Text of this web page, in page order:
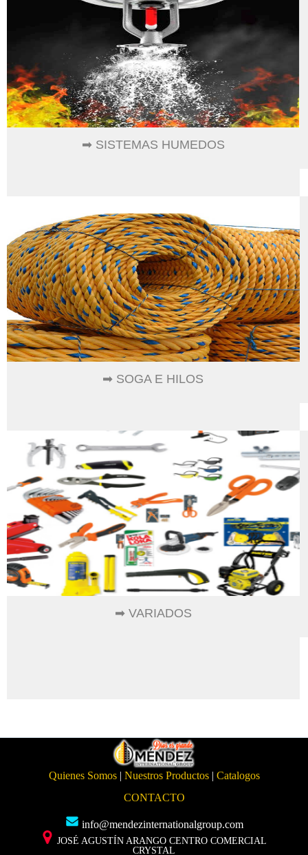
➡ SISTEMAS HUMEDOS
➡ SOGA E HILOS
➡ VARIADOS
Quienes Somos | Nuestros Productos | Catalogos
CONTACTO
info@mendezinternationalgroup.com
JOSÉ AGUSTÍN ARANGO CENTRO COMERCIAL
CRYSTAL